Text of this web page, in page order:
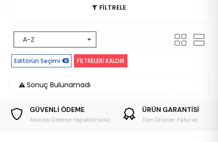
FİLTRELE
A-Z
Editörün Seçimi FİLTRELERİ KALDIR
Sonuç Bulunamadı
GÜVENLİ ÖDEME
Anında Ödeme Yapabilirsiniz
ÜRÜN GARANTİSİ
Tüm Ürünler Faturalı